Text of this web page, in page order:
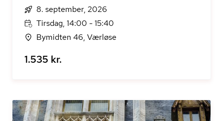
8. september, 2026
Tirsdag, 14:00 - 15:40
Bymidten 46, Værløse
1.535 kr.